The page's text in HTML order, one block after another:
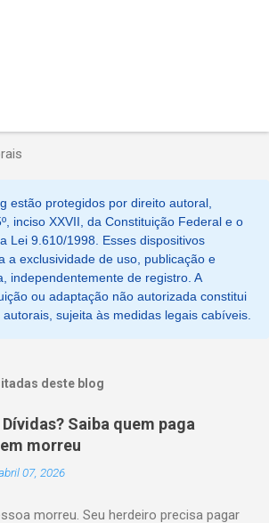
estão protegidos por direito autoral,
inciso XXVII, da Constituição Federal e o
Lei 9.610/1998. Esses dispositivos
a exclusividade de uso, publicação e
independentemente de registro. A
ou adaptação não autorizada constitui
sujeita às medidas legais cabíveis.
deste blog
Saiba quem paga
morreu
07, 2026
morreu. Seu herdeiro precisa pagar